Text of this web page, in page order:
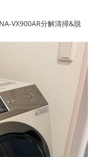
VX900AR分解清掃&脱